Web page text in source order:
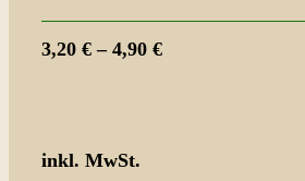
3,20 € – 4,90 €
inkl. MwSt.